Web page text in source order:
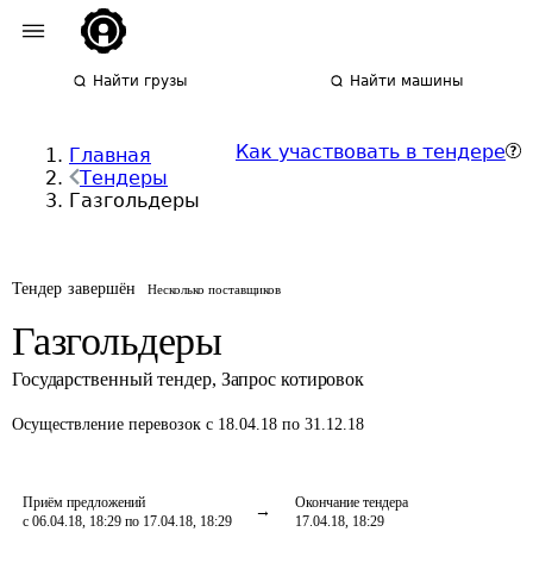
Найти грузы Найти машины
Главная
Тендеры
Газгольдеры
Как участвовать в тендере
Тендер завершён Несколько поставщиков
Газгольдеры
Государственный тендер, Запрос котировок
Осуществление перевозок с 18.04.18 по 31.12.18
Приём предложений
с 06.04.18, 18:29 по 17.04.18, 18:29
Окончание тендера
17.04.18, 18:29